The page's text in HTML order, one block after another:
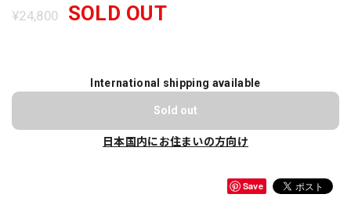
¥24,800 SOLD OUT
International shipping available
Sold out
日本国内にお住まいの方向け
Save